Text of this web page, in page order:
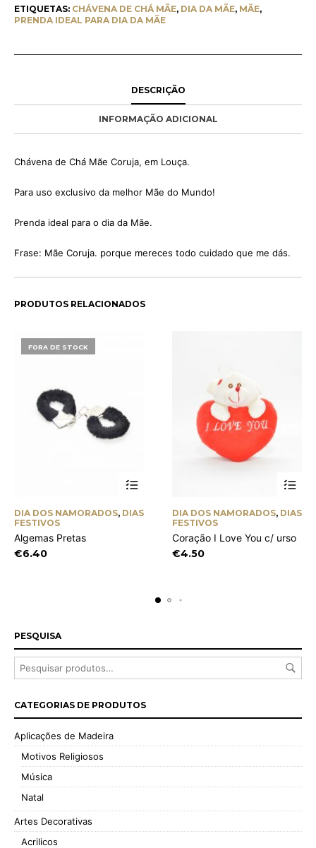
ETIQUETAS: CHÁVENA DE CHÁ MÃE, DIA DA MÃE, MÃE,
PRENDA IDEAL PARA DIA DA MÃE
DESCRIÇÃO
INFORMAÇÃO ADICIONAL
Chávena de Chá Mãe Coruja, em Louça.
Para uso exclusivo da melhor Mãe do Mundo!
Prenda ideal para o dia da Mãe.
Frase: Mãe Coruja. porque mereces todo cuidado que me dás.
PRODUTOS RELACIONADOS
FORA DE STOCK
DIA DOS NAMORADOS, DIAS
FESTIVOS
Algemas Pretas
€6.40
DIA DOS NAMORADOS, DIAS
FESTIVOS
Coração I Love You c/ urso
€4.50
PESQUISA
CATEGORIAS DE PRODUTOS
Aplicações de Madeira
Motivos Religiosos
Música
Natal
Artes Decorativas
Acrilicos